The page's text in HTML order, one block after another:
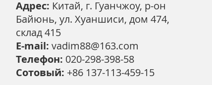
Адрес: Китай, г. Гуанчжоу, р-он
Байюнь, ул. Хуаншиси, дом 474,
склад 415
E-mail: vadim88@163.com
Телефон: 020-298-398-58
Сотовый: +86 137-113-459-15